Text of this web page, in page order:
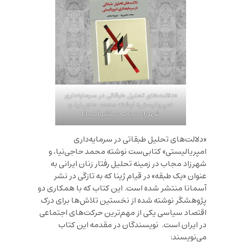
«دلالت‌های تحلیل طبقاتی در سرمایه‌داری
امپریالیستی» نوشته محمد حاجی‌نیا، و
شهرزاد مجاب در نشر آسمانا
«دلالت‌های تحلیل طبقاتی در سرمایه‌داری
امپریالیستی» کتابی‌ست نوشته محمد حاجی‌نیا، و
شهرزاد مجاب در زمینه تحلیل رفتار زنان ایرانی به
عنوان «یک طبقه» در قیام ژینا که به تازگی در نشر
آسمانا منتشر شده است. این کتاب که با همکاری دو
پژوهشگر نوشته شده از نخستین تلاش‌ها برای درک
اقتصاد سیاسی یکی از مهم‌ترین حرکت‌های اجتماعی
در ایران است. نویسندگان در مقدمه این کتاب
می‌نویسند: